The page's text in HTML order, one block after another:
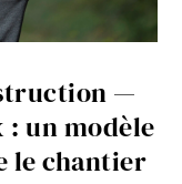
—
: un modèle
le chantier